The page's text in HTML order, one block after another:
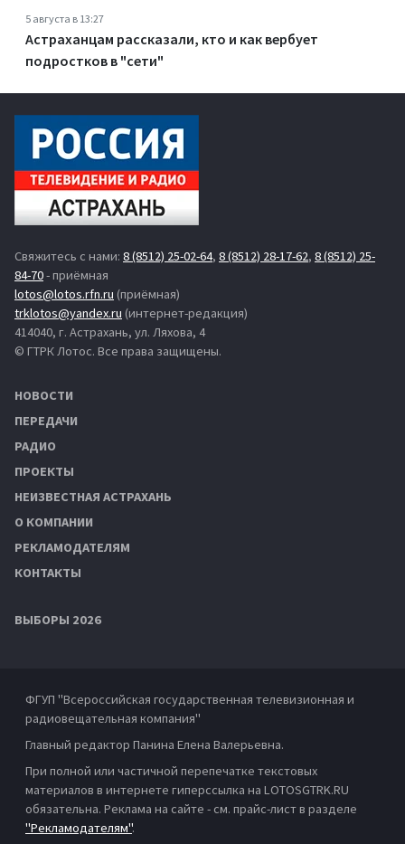
5 августа в 13:27
Астраханцам рассказали, кто и как вербует
подростков в "сети"
Свяжитесь с нами: 8 (8512) 25-02-64, 8 (8512) 28-17-62, 8 (8512) 25-
84-70- приёмная
lotos@lotos.rfn.ru (приёмная)
trklotos@yandex.ru (интернет-редакция)
414040, г. Астрахань, ул. Ляхова, 4
© ГТРК Лотос. Все права защищены.
НОВОСТИ
ПЕРЕДАЧИ
РАДИО
ПРОЕКТЫ
НЕИЗВЕСТНАЯ АСТРАХАНЬ
О КОМПАНИИ
РЕКЛАМОДАТЕЛЯМ
КОНТАКТЫ
ВЫБОРЫ 2026
ФГУП "Всероссийская государственная телевизионная и
радиовещательная компания"
Главный редактор Панина Елена Валерьевна.
При полной или частичной перепечатке текстовых
материалов в интернете гиперссылка на LOTOSGTRK.RU
обязательна. Реклама на сайте - см. прайс-лист в разделе
"Рекламодателям".